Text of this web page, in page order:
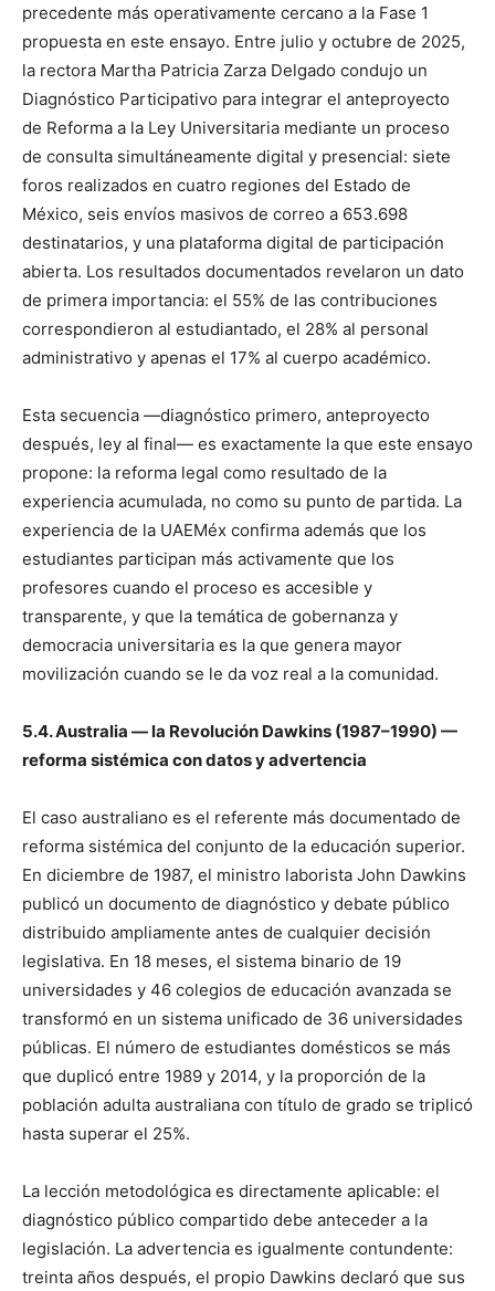
precedente más operativamente cercano a la Fase 1
propuesta en este ensayo. Entre julio y octubre de 2025,
la rectora Martha Patricia Zarza Delgado condujo un
Diagnóstico Participativo para integrar el anteproyecto
de Reforma a la Ley Universitaria mediante un proceso
de consulta simultáneamente digital y presencial: siete
foros realizados en cuatro regiones del Estado de
México, seis envíos masivos de correo a 653.698
destinatarios, y una plataforma digital de participación
abierta. Los resultados documentados revelaron un dato
de primera importancia: el 55% de las contribuciones
correspondieron al estudiantado, el 28% al personal
administrativo y apenas el 17% al cuerpo académico.
Esta secuencia —diagnóstico primero, anteproyecto
después, ley al final— es exactamente la que este ensayo
propone: la reforma legal como resultado de la
experiencia acumulada, no como su punto de partida. La
experiencia de la UAEMéx confirma además que los
estudiantes participan más activamente que los
profesores cuando el proceso es accesible y
transparente, y que la temática de gobernanza y
democracia universitaria es la que genera mayor
movilización cuando se le da voz real a la comunidad.
5.4. Australia — la Revolución Dawkins (1987–1990) —
reforma sistémica con datos y advertencia
El caso australiano es el referente más documentado de
reforma sistémica del conjunto de la educación superior.
En diciembre de 1987, el ministro laborista John Dawkins
publicó un documento de diagnóstico y debate público
distribuido ampliamente antes de cualquier decisión
legislativa. En 18 meses, el sistema binario de 19
universidades y 46 colegios de educación avanzada se
transformó en un sistema unificado de 36 universidades
públicas. El número de estudiantes domésticos se más
que duplicó entre 1989 y 2014, y la proporción de la
población adulta australiana con título de grado se triplicó
hasta superar el 25%.
La lección metodológica es directamente aplicable: el
diagnóstico público compartido debe anteceder a la
legislación. La advertencia es igualmente contundente:
treinta años después, el propio Dawkins declaró que sus